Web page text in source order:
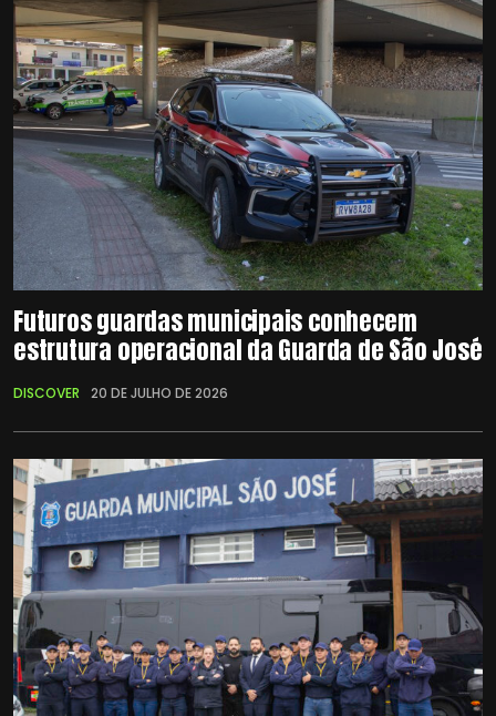
Futuros guardas municipais conhecem
estrutura operacional da Guarda de São José
DISCOVER 20 DE JULHO DE 2026